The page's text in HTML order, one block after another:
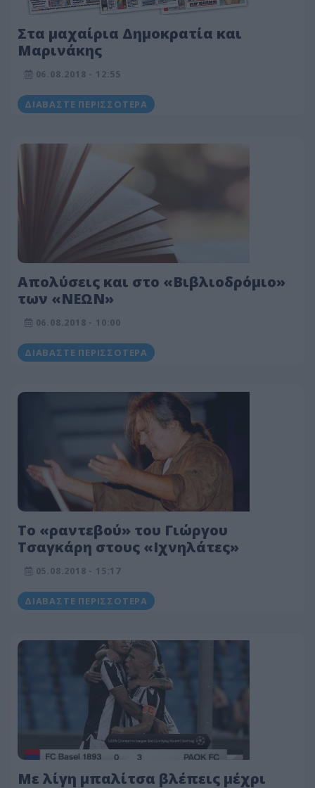
Στα μαχαίρια Δημοκρατία και
Μαρινάκης
06.08.2018 - 12:55
ΔΙΑΒΆΣΤΕ ΠΕΡΙΣΣΌΤΕΡΑ
Απολύσεις και στο «Βιβλιοδρόμιο»
των «ΝΕΩΝ»
06.08.2018 - 10:00
ΔΙΑΒΆΣΤΕ ΠΕΡΙΣΣΌΤΕΡΑ
Το «ραντεβού» του Γιώργου
Τσαγκάρη στους «Ιχνηλάτες»
05.08.2018 - 15:17
ΔΙΑΒΆΣΤΕ ΠΕΡΙΣΣΌΤΕΡΑ
Με λίγη μπαλίτσα βλέπεις μέχρι